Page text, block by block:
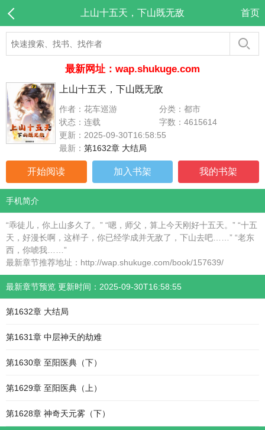
上山十五天，下山既无敌 首页
最新网址：wap.shukuge.com
上山十五天，下山既无敌
作者：花车巡游
分类：都市
状态：连载
字数：4615614
更新：2025-09-30T16:58:55
最新： 第1632章 大结局
开始阅读 加入书架 我的书架
手机简介
“乖徒儿，你上山多久了。” “嗯，师父，算上今天刚好十五天。” “十五
天，好漫长啊，这样子，你已经学成并无敌了，下山去吧……” “老东
西，你唬我……”
最新章节推荐地址：http://wap.shukuge.com/book/157639/
最新章节预览 更新时间：2025-09-30T16:58:55
第1632章 大结局
第1631章 中层神天的劫难
第1630章 至阳医典（下）
第1629章 至阳医典（上）
第1628章 神奇天元雾（下）